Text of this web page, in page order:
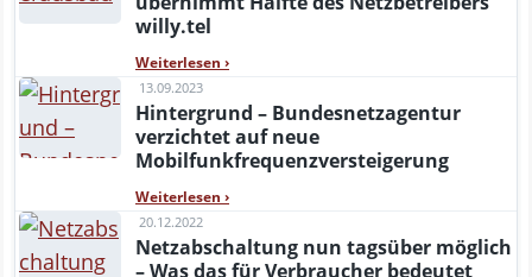
willy.tel
Weiterlesen ›
13.09.2023
Hintergrund – Bundesnetzagentur
verzichtet auf neue
Mobilfunkfrequenzversteigerung
Weiterlesen ›
20.12.2022
Netzabschaltung nun tagsüber möglich
– Was das für Verbraucher bedeutet